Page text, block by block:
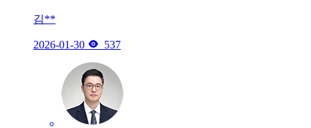
김**
2026-01-30  537